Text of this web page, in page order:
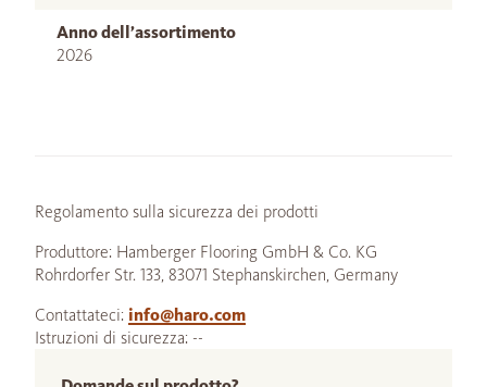
Anno dell’assortimento
2026
Regolamento sulla sicurezza dei prodotti
Produttore: Hamberger Flooring GmbH & Co. KG
Rohrdorfer Str. 133, 83071 Stephanskirchen, Germany
Contattateci: info@haro.com
Istruzioni di sicurezza: --